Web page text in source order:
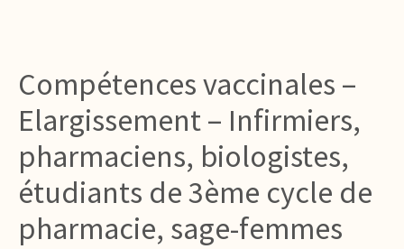
Compétences vaccinales –
Elargissement – Infirmiers,
pharmaciens, biologistes,
étudiants de 3ème cycle de
pharmacie, sage-femmes